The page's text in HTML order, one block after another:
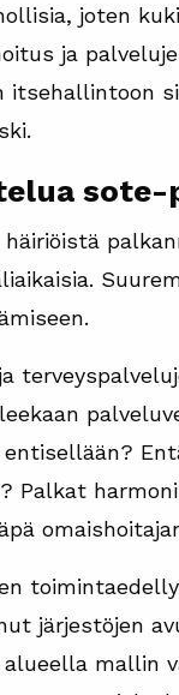
joten
ja
itsehallintoon
sote-
Palkat
järjestöjen
mallin